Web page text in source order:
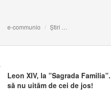
e-communio Știri
Leon XIV, la ”Sagrada
să nu uităm de cei de jos!